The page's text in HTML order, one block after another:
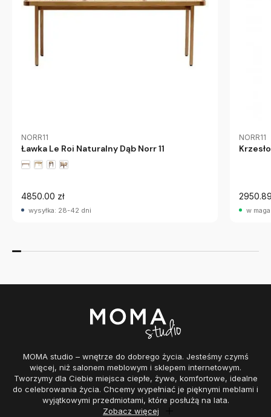
NORR11
Ławka Le Roi Naturalny Dąb Norr 11
4850.00 zł
wysyłka: 28-42 dni
NORR11
w
MOMA studio – wnętrze do dobrego życia. Jesteśmy czymś
więcej, niż salonem meblowym i sklepem internetowym.
Tworzymy dla Ciebie miejsca ciepłe, żywe, komfortowe, idealne
do celebrowania życia. Chcemy wypełniać je pięknymi meblami i
wyjątkowymi przedmiotami, które posłużą na lata.
Zobacz więcej